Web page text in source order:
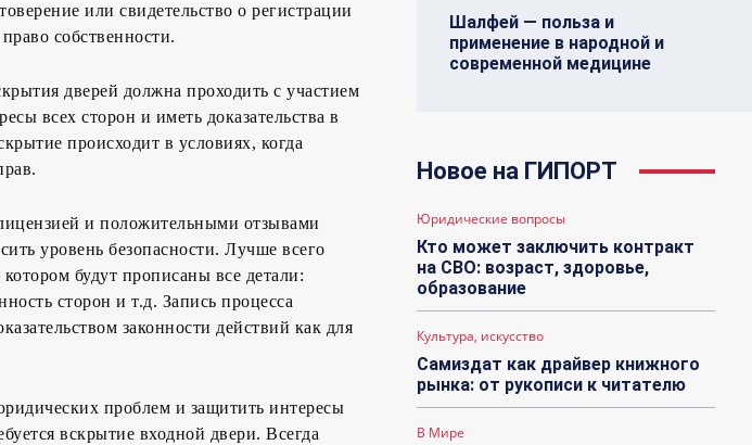
или свидетельство о регистрации
собственности.
дверей должна проходить с участием
всех сторон и иметь доказательства в
происходит в условиях, когда
и положительными отзывами
уровень безопасности. Лучше всего
будут прописаны все детали:
сторон и т.д. Запись процесса
законности действий как для
проблем и защитить интересы
вскрытие входной двери. Всегда
Шалфей — польза и
применение в народной и
современной медицине
Новое на ГИПОРТ
Юридические вопросы
Кто может заключить контракт
на СВО: возраст, здоровье,
образование
Культура, искусство
Самиздат как драйвер книжного
рынка: от рукописи к читателю
В Мире